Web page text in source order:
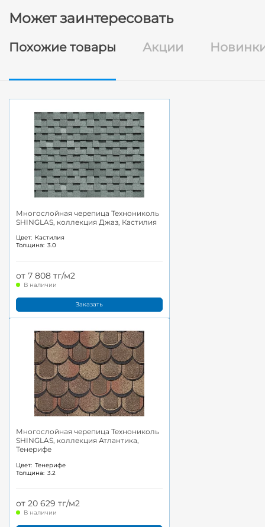
Может заинтересовать
Похожие товары Акции
Многослойная черепица Технониколь
SHINGLAS, коллекция Джаз, Кастилия
Цвет: Кастилия
Толщина: 3.0
от 7 808 тг/м2
В наличии
Заказать
Многослойная черепица Технониколь
SHINGLAS, коллекция Атлантика,
Тенерифе
Цвет: Тенерифе
Толщина: 3.2
от 20 629 тг/м2
В наличии